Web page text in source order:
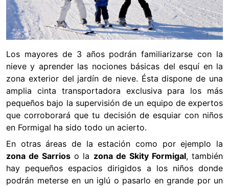
Los mayores de 3 años podrán familiarizarse con la
nieve y aprender las nociones básicas del esquí en la
zona exterior del jardín de nieve. Ésta dispone de una
amplia cinta transportadora exclusiva para los más
pequeños bajo la supervisión de un equipo de expertos
que corroborará que tu decisión de esquiar con niños
en Formigal ha sido todo un acierto.
En otras áreas de la estación como por ejemplo la
zona de Sarrios o la zona de Skity Formigal, también
hay pequeños espacios dirigidos a los niños donde
podrán meterse en un iglú o pasarlo en grande por un